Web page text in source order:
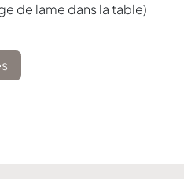
de lame dans la table)